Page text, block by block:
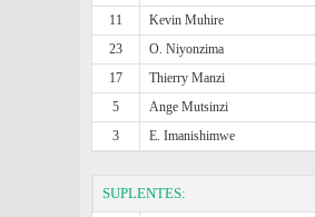
11
Kevin Muhire
23
O. Niyonzima
17
Thierry Manzi
5
Ange Mutsinzi
3
E. Imanishimwe
SUPLENTES: